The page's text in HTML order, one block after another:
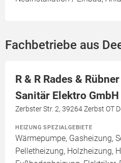
Fachbetriebe aus
R & R Rades &
Sanitär Elektro GmbH
Zerbster Str. 2, 39264 Zerbst OT
HEIZUNG SPEZIALGEBIETE
Wärmepumpe, Gasheizung,
Pelletheizung, Holzheizung,